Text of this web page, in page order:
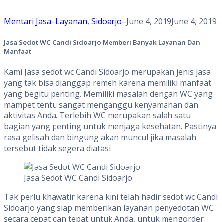
Mentari Jasa–Layanan, Sidoarjo–June 4, 2019June 4, 2019
Jasa Sedot WC Candi Sidoarjo Memberi Banyak Layanan Dan
Manfaat
Kami Jasa sedot wc Candi Sidoarjo merupakan jenis jasa
yang tak bisa dianggap remeh karena memiliki manfaat
yang begitu penting. Memiliki masalah dengan WC yang
mampet tentu sangat menganggu kenyamanan dan
aktivitas Anda. Terlebih WC merupakan salah satu
bagian yang penting untuk menjaga kesehatan. Pastinya
rasa gelisah dan bingung akan muncul jika masalah
tersebut tidak segera diatasi.
Jasa Sedot WC Candi Sidoarjo
Tak perlu khawatir karena kini telah hadir sedot wc Candi
Sidoarjo yang siap memberikan layanan penyedotan WC
secara cepat dan tepat untuk Anda, untuk mengorder